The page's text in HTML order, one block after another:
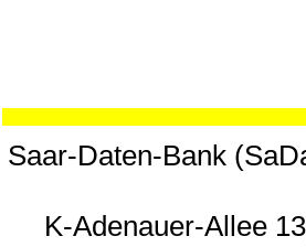
Saar-Daten-Bank
K-Adenauer-Allee